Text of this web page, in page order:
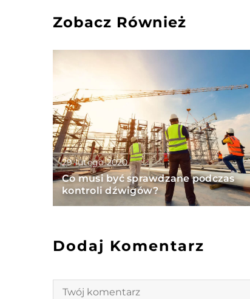
Zobacz Również
29 lutego 2020
Co musi być sprawdzane podczas
kontroli dźwigów?
Dodaj Komentarz